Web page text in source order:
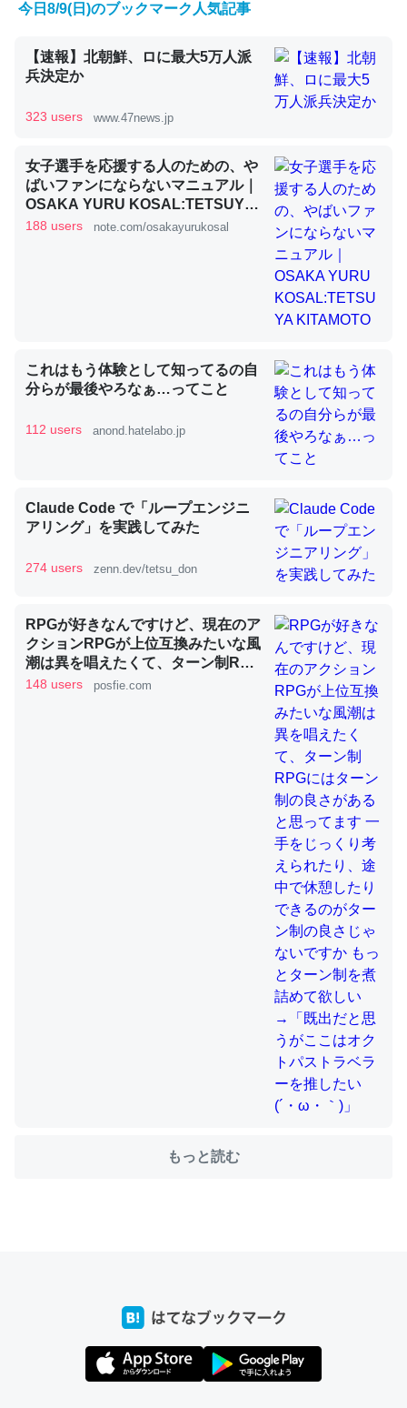
くらい。小説でいう「ずっと前の伏線」は回収されないけ
ど、短期記憶というには多い分量。進化すればするほど分
─GPTの仕組みと限界についての考察（１） - conceptualization
昆虫ってカルシウム少ないのか。知らんかった。調べたら
─ニュース :: 【研究発表】昆虫学の大問題＝「昆虫はなぜ海にいな
論文では「淡水はカルシウムも酸素も不足してて両方に不
利だから両方が拮抗してるのでは」とあって面白い。海に
いる鋏角類（カブトガニ・ウミグモ）はカルシウムを使わ
─ニュース :: 【研究発表】昆虫学の大問題＝「昆虫はなぜ海にいな
いのか」に関する新仮説
これを元に考えるとカルシウムを大量に使う脊椎動物と貝
類は苦労してるんだな…。腹足類だと殻を無くしてナメク
ジになったり努力してるし。
─ニュース :: 【研究発表】昆虫学の大問題＝「昆虫はなぜ海にいな
ウチもEchoを実家に置いて４年。でたまに覗いてる。ぼ
ちぼちRingも置こうかと画策中。あと、Googleマップで
位置情報を共有してる。電池残量や充電中かが分かるので
─たまにLINEするくらいだった遠方の父67歳と僕。ITツール導入で
コミュニケーションが劇的に変化した｜tayorini by LIFULL介護
ちょうど同じ理由でEcho Show 8を設定中でした。Prime
とかSpotifyを支払う孝行もできる。一生で親と会える残
り時間を日数にすると1週間とかの人が多いそうだけど、
─たまにLINEするくらいだった遠方の父67歳と僕。ITツール導入で
たいなのでネット環境作ったけどAlexaしか使わないので
https://toyoshi.hatenablog.com/entry/2019/05/15/1805
今日8/9(日)のブックマーク人気記事
【速報】北朝鮮、ロに最大5万人派
兵決定か
323 users www.47news.jp
女子選手を応援する人のための、や
ばいファンにならないマニュアル｜
OSAKA YURU KOSAL:TETSUYA
KITAMOTO
188 users note.com/osakayurukosal
これはもう体験として知ってるの自
分らが最後やろなぁ…ってこと
112 users anond.hatelabo.jp
Claude Code で「ループエンジニ
アリング」を実践してみた
274 users zenn.dev/tetsu_don
RPGが好きなんですけど、現在のア
クションRPGが上位互換みたいな風
潮は異を唱えたくて、ターン制RPG
にはターン制の良さがあると思って
148 users posfie.com
もっと読む